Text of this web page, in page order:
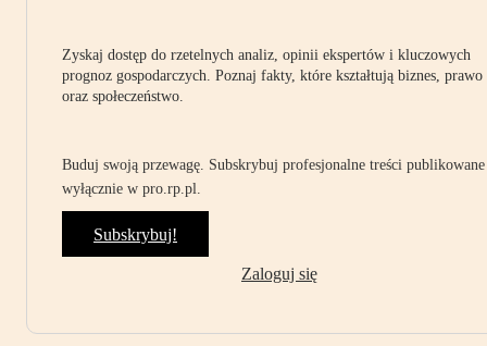
Zyskaj dostęp do rzetelnych analiz, opinii ekspertów i kluczowych
prognoz gospodarczych. Poznaj fakty, które kształtują biznes, prawo
oraz społeczeństwo.
Buduj swoją przewagę. Subskrybuj profesjonalne treści publikowane
wyłącznie w pro.rp.pl.
Subskrybuj!
Zaloguj się